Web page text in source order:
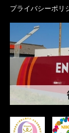
プライバシーポリ